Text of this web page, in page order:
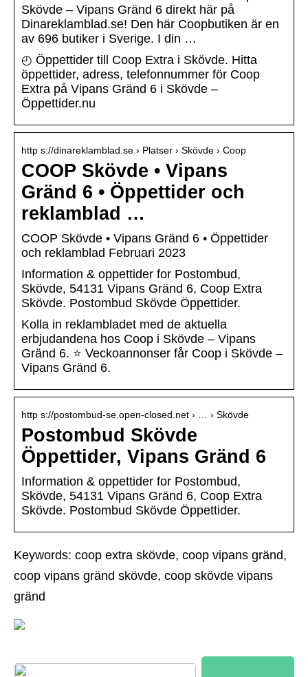
Skövde – Vipans Gränd 6 direkt här på
Dinareklamblad.se! Den här Coopbutiken är en
av 696 butiker i Sverige. I din …
◴ Öppettider till Coop Extra i Skövde. Hitta
öppettider, adress, telefonnummer för Coop
Extra på Vipans Gränd 6 i Skövde –
Öppettider.nu
http s://dinareklamblad.se › Platser › Skövde › Coop
COOP Skövde • Vipans
Gränd 6 • Öppettider och
reklamblad …
COOP Skövde • Vipans Gränd 6 • Öppettider
och reklamblad Februari 2023
Information & oppettider for Postombud,
Skövde, 54131 Vipans Gränd 6, Coop Extra
Skövde. Postombud Skövde Öppettider.
Kolla in reklambladet med de aktuella
erbjudandena hos Coop i Skövde – Vipans
Gränd 6. ⭐ Veckoannonser får Coop i Skövde –
Vipans Gränd 6.
http s://postombud-se.open-closed.net › … › Skövde
Postombud Skövde
Öppettider, Vipans Gränd 6
Information & oppettider for Postombud,
Skövde, 54131 Vipans Gränd 6, Coop Extra
Skövde. Postombud Skövde Öppettider.
Keywords: coop extra skövde, coop vipans gränd,
coop vipans gränd skövde, coop skövde vipans
gränd